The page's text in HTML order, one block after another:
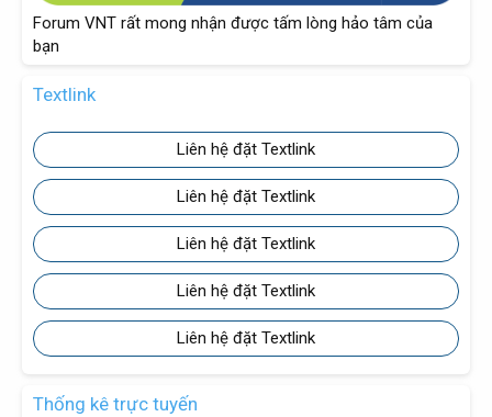
Forum VNT rất mong nhận được tấm lòng hảo tâm của
bạn
Textlink
Liên hệ đặt Textlink
Liên hệ đặt Textlink
Liên hệ đặt Textlink
Liên hệ đặt Textlink
Liên hệ đặt Textlink
Thống kê trực tuyến